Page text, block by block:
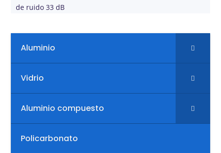
de ruido 33 dB
Aluminio
Vidrio
Aluminio compuesto
Policarbonato